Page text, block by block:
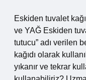
Eskiden tuvalet
ve YAĞ Eskiden
tutucu” adı verilen
kağıdı olarak
yıkanır ve tekrar